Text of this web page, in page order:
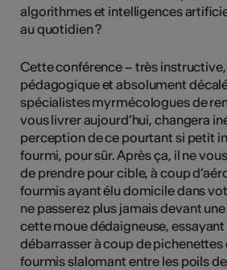
algorithmes et intelligences
au quotidien ?
Cette conférence – très
pédagogique et absolument
spécialistes myrmécologues de
vous livrer aujourd’hui, changera
perception de ce pourtant si petit
fourmi, pour sûr. Après ça, il ne
de prendre pour cible, à coup
fourmis ayant élu domicile dans
ne passerez plus jamais devant
cette moue dédaigneuse,
débarrasser à coup de pichenettes
fourmis slalomant entre les poils